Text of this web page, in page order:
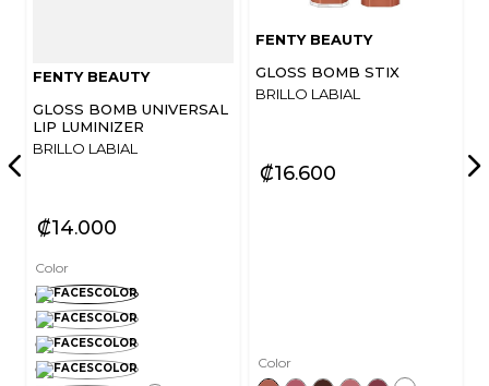
FENTY BEAUTY
GLOSS BOMB UNIVERSAL
LIP LUMINIZER
BRILLO LABIAL
₡14 000
Color
FENTY BEAUTY
GLOSS BOMB STIX
BRILLO LABIAL
₡16600
Color